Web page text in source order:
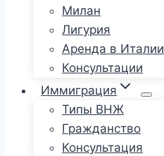
Милан
Лигурия
Аренда в Италии
Консультации
Иммиграция
Типы ВНЖ
Гражданство
Консультация